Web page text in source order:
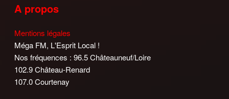
A propos
Mentions légales
Méga FM, L'Esprit Local !
Nos fréquences : 96.5 Châteauneuf/Loire
102.9 Château-Renard
107.0 Courtenay